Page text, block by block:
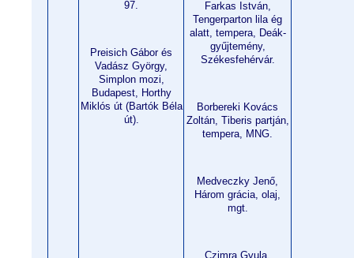
97.
Preisich Gábor és
Vadász György,
Simplon mozi,
Budapest, Horthy
Miklós út (Bartók Béla
út).
Farkas István,
Tengerparton lila ég
alatt, tempera, Deák-
gyűjtemény,
Székesfehérvár.
Borbereki Kovács
Zoltán, Tiberis partján,
tempera, MNG.
Medveczky Jenő,
Három grácia, olaj,
mgt.
Czimra Gyula,